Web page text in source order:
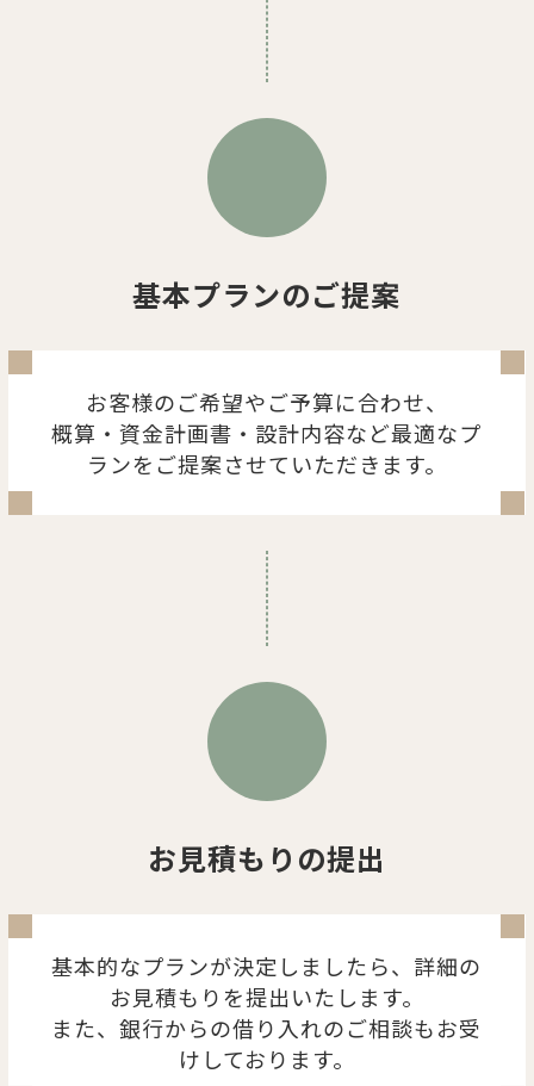
基本プランのご提案
お客様のご希望やご予算に合わせ、
概算・資金計画書・設計内容など最適なプ
ランをご提案させていただきます。
お見積もりの提出
基本的なプランが決定しましたら、詳細の
お見積もりを提出いたします。
また、銀行からの借り入れのご相談もお受
けしております。